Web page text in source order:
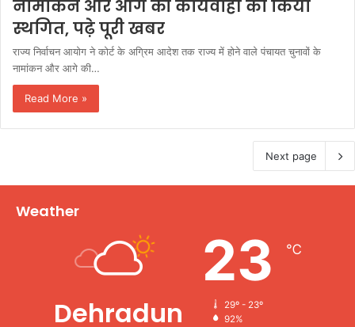
नामांकन और आगे की कार्यवाही को किया
स्थगित, पढ़े पूरी खबर
राज्य निर्वाचन आयोग ने कोर्ट के अग्रिम आदेश तक राज्य में होने वाले पंचायत चुनावों के
नामांकन और आगे की…
Read More »
Next page
Weather
Dehradun
23 ℃
29º - 23º
92%